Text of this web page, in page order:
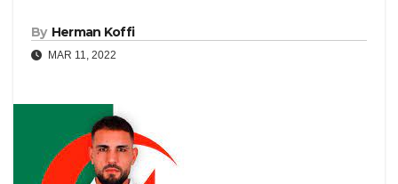
By Herman Koffi
MAR 11, 2022